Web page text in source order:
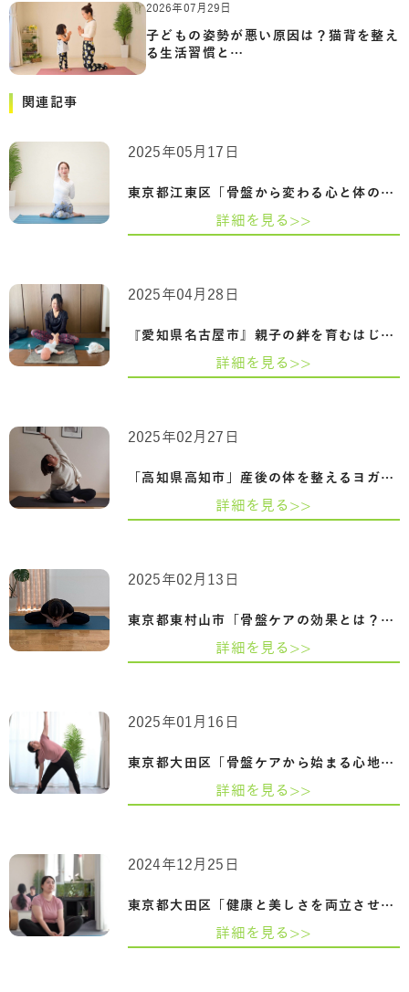
2026年07月29日
子どもの姿勢が悪い原因は？猫背を整え
る生活習慣と…
関連記事
東京都江東区「骨盤から変わる心と体の整…
2025年05月17日
詳細を見る>>
『愛知県名古屋市』親子の絆を育むはじめ…
2025年04月28日
詳細を見る>>
「高知県高知市」産後の体を整えるヨガ-骨…
2025年02月27日
詳細を見る>>
東京都東村山市「骨盤ケアの効果とは？姿…
2025年02月13日
詳細を見る>>
東京都大田区「骨盤ケアから始まる心地よ…
2025年01月16日
詳細を見る>>
東京都大田区「健康と美しさを両立させる…
2024年12月25日
詳細を見る>>